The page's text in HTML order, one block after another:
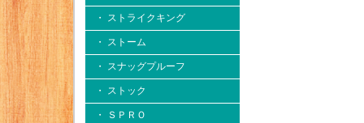
・ ストライクキング
・ ストーム
・ スナッグプルーフ
・ ストック
・ ＳＰＲＯ